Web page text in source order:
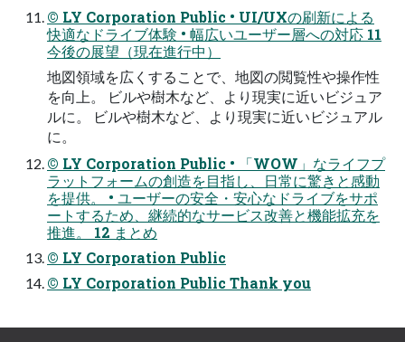
© LY Corporation Public • UI/UXの刷新による
快適なドライブ体験 • 幅広いユーザー層への対応 11
今後の展望（現在進⾏中）
地図領域を広くすることで、地図の閲覧性や操作性
を向上。 ビルや樹⽊など、より現実に近いビジュア
ルに。 ビルや樹⽊など、より現実に近いビジュアル
に。
© LY Corporation Public • 「WOW」なライフプ
ラットフォームの創造を⽬指し、⽇常に驚きと感動
を提供。 • ユーザーの安全・安⼼なドライブをサポ
ートするため、継続的なサービス改善と機能拡充を
推進。 12 まとめ
© LY Corporation Public
© LY Corporation Public Thank you